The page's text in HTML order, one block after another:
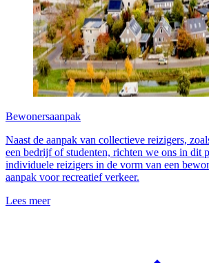
Bewonersaanpak
Naast de aanpak van collectieve reizigers,
een bedrijf of studenten, richten we ons in dit
individuele reizigers in de vorm van een
aanpak voor recreatief verkeer.
Lees meer